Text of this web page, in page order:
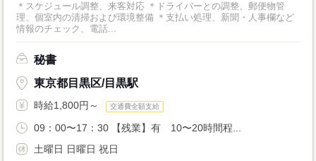
＊スケジュール調整、来客対応 ＊ドライバーとの調整、郵便物管
理、個室内の清掃および環境整備 ＊支払い処理、新聞・人事欄など
情報のチェック、電話...
秘書
東京都目黒区/目黒駅
時給1,800円～ 交通費全額支給
09：00〜17：30 【残業】有 10〜20時間程...
土曜日 日曜日 祝日